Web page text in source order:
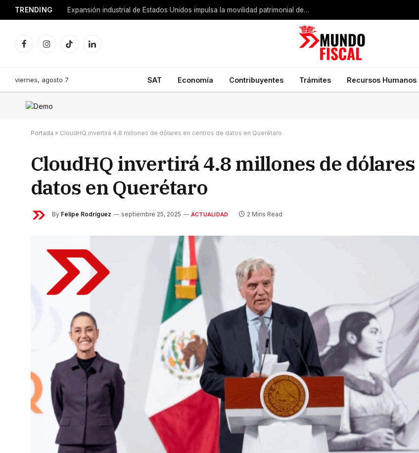
TRENDING Expansión industrial de Estados Unidos impulsa la movilidad patrimonial de empresarios mexicanos
FacebookInstagramTikTokLinkedIn
viernes, agosto 7 SAT Economía Contribuyentes Trámites Recursos Humanos
Portada » CloudHQ invertirá 4.8 millones de dólares en centros de datos en Querétaro
CloudHQ invertirá 4.8 millones de
datos en Querétaro
By Felipe Rodríguez septiembre 25, 2025 ACTUALIDAD 2 Mins Read